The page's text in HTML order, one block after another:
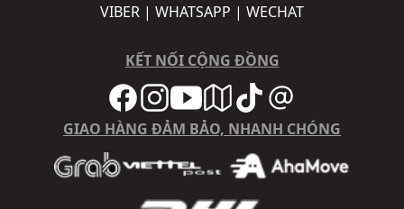
VIBER | WHATSAPP | WECHAT
KẾT NỐI CỘNG ĐỒNG
GIAO HÀNG ĐẢM BẢO, NHANH CHÓNG